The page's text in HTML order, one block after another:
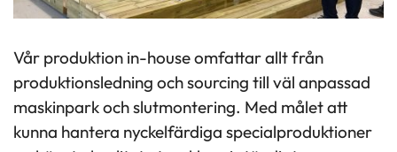
Vår produktion in-house omfattar allt från
produktionsledning och sourcing till väl anpassad
maskinpark och slutmontering. Med målet att
kunna hantera nyckelfärdiga specialproduktioner